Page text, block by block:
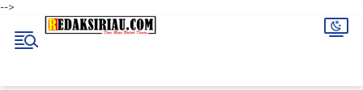
-->